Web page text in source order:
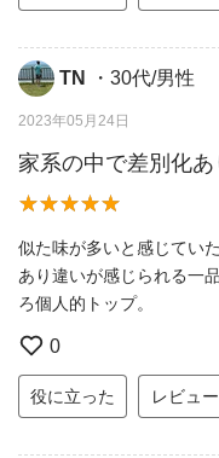
TN ・30代/男性
2023年05月24日
家系の中で差別化あ
似た味が多いと感じてい
あり違いが感じられる一
ろ個人的トップ。
0
役に立った レビュ